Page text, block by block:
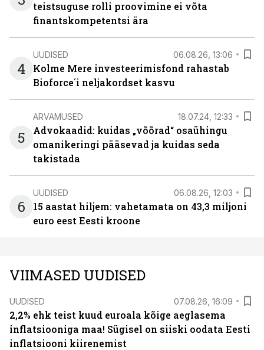
teistsuguse rolli proovimine ei võta
finantskompetentsi ära
4
UUDISED 06.08.26, 13:06
Kolme Mere investeerimisfond rahastab
Bioforce´i neljakordset kasvu
5
ARVAMUSED 18.07.24, 12:33
Advokaadid: kuidas „võõrad“ osaühingu
omanikeringi pääsevad ja kuidas seda
takistada
6
UUDISED 06.08.26, 12:03
15 aastat hiljem: vahetamata on 43,3 miljoni
euro eest Eesti kroone
VIIMASED UUDISED
UUDISED 07.08.26, 16:09
2,2% ehk teist kuud euroala kõige aeglasema
inflatsiooniga maa! Sügisel on siiski oodata Eesti
inflatsiooni kiirenemist